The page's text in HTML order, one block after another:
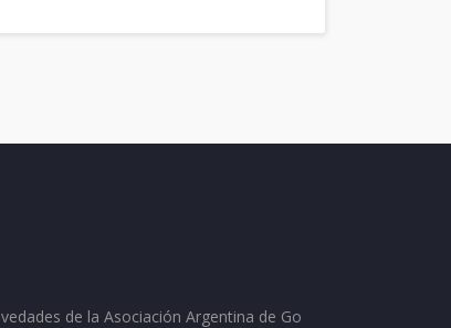
de la Asociación Argentina de Go